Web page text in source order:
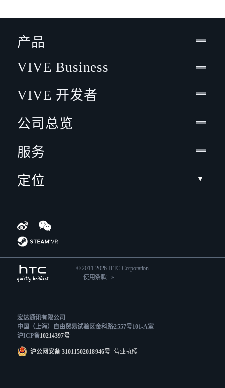
产品
VIVE Business
VIVE 开发者
公司总览
服务
定位
© 2011-2026 HTC Corporation
使用条款
宏达通讯有限公司
中国（上海）自由贸易试验区金科路2557号101-A室
沪ICP备10214397号
沪公网安备 31011502018946号营业执照